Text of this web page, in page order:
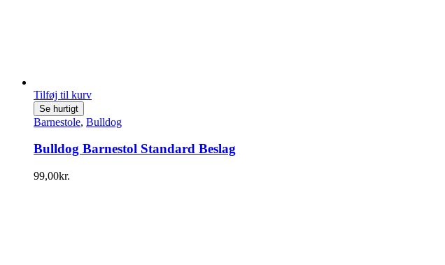
Tilføj til kurv
Se hurtigt
Barnestole, Bulldog
Bulldog Barnestol Standard Beslag
99,00kr.